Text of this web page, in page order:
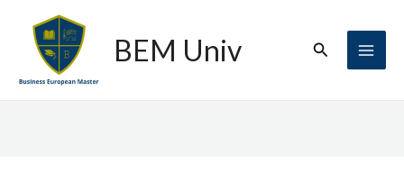
contenu
BEM Univ Rechercher